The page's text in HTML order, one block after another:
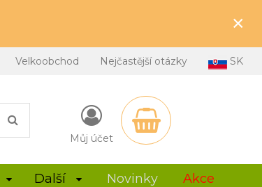
×
Velkoobchod Nejčastější otázky SK
Můj účet
Další Novinky Akce